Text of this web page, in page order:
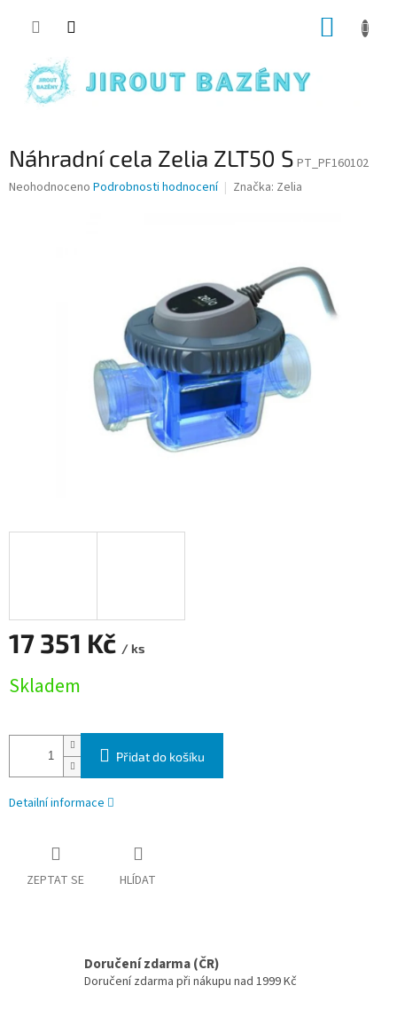
Náhradní cela Zelia ZLT50 S PT_PF160102
Průměrné hodnocení produktu je 0,0 z 5 hvězdiček.
Neohodnoceno Podrobnosti hodnocení Značka: Zelia
17 351 Kč / ks
Skladem
Přidat do košíku
Detailní informace
ZEPTAT SE HLÍDAT
Doručení zdarma (ČR)
Doručení zdarma při nákupu nad 1999 Kč